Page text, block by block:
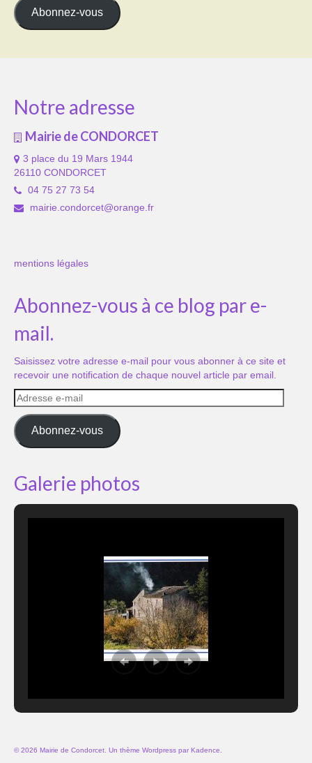
mail
Abonnez-vous
Notre adresse
Mairie de CONDORCET
3 place du 19 Mars 1944
26110 CONDORCET
04 75 27 73 54
mairie.condorcet@orange.fr
mentions légales
Abonnez-vous à ce blog par e-
mail.
Saisissez votre adresse e-mail pour vous abonner à ce site et
recevoir une notification de chaque nouvel article par email.
Adresse
e-
mail
Abonnez-vous
Galerie photos
© 2026 Mairie de Condorcet. Un thème Wordpress par Kadence.